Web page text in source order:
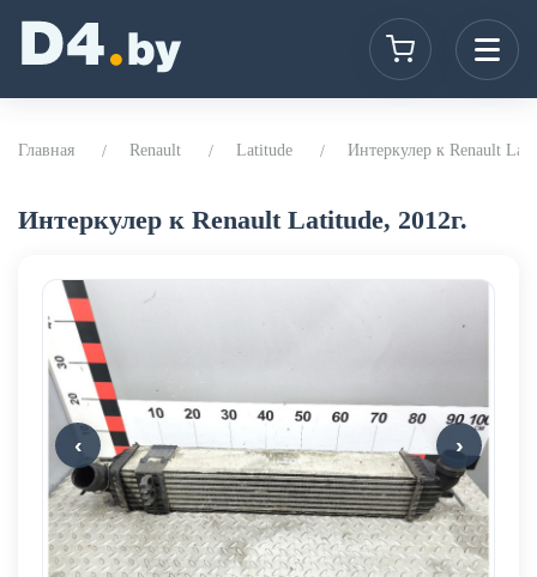
Главная Renault Latitude Интеркулер к Renault
Интеркулер к Renault Latitude, 2012г.